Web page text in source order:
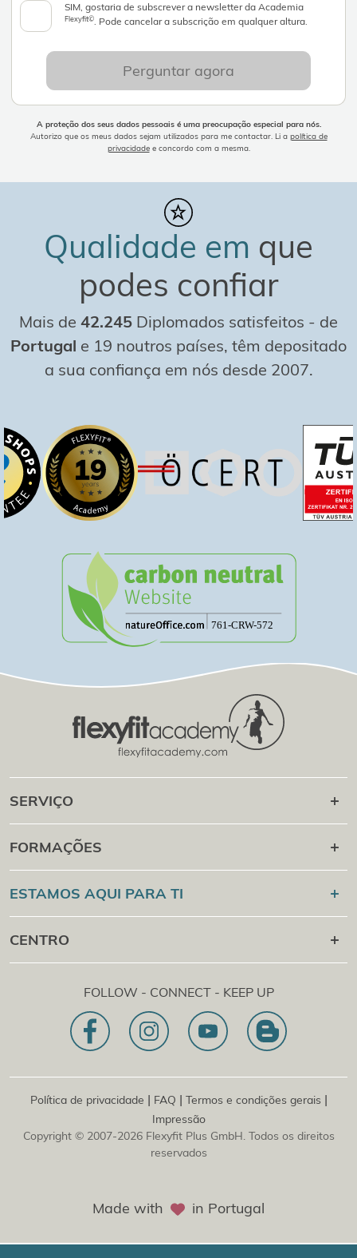
SIM, gostaria de subscrever a newsletter da Academia
Flexyfit©. Pode cancelar a subscrição em qualquer altura.
Perguntar agora
A proteção dos seus dados pessoais é uma preocupação especial para nós.
Autorizo que os meus dados sejam utilizados para me contactar. Li a política de
privacidadee concordo com a mesma.
Qualidade em que
podes confiar
Mais de 42.245 Diplomados satisfeitos - de
Portugal e 19 noutros países, têm depositado
a sua confiança em nós desde 2007.
SERVIÇO
Carreira posterior
Campus em linha
Verificação de certificados
FORMAÇÕES
Desporto Academy
Massagem
Academy
Flexyfit®Beleza Academy
ESTAMOS AQUI PARA TI
+43 1 997 27 38
[email protected]
Consultoria e consulta em linha
A nossa declaração de missão
CENTRO
1030 | Áustria
Dietrichgasse 27 E.EG2
Sucursal | DE
Konrad-Zuse-Platz 8
FOLLOW - CONNECT - KEEP UP
Política de privacidade | FAQ | Termos e condições gerais |
Impressão
Copyright © 2007-2026 Flexyfit Plus GmbH. Todos os direitos
reservados
Made with in Portugal